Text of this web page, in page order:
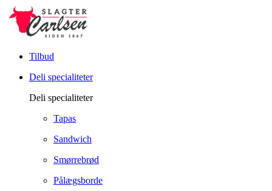
Tilbud
Deli specialiteter
Deli specialiteter
Tapas
Sandwich
Smørrebrød
Pålægsborde